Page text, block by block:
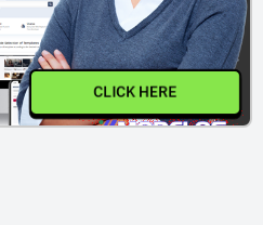
CLICK HERE